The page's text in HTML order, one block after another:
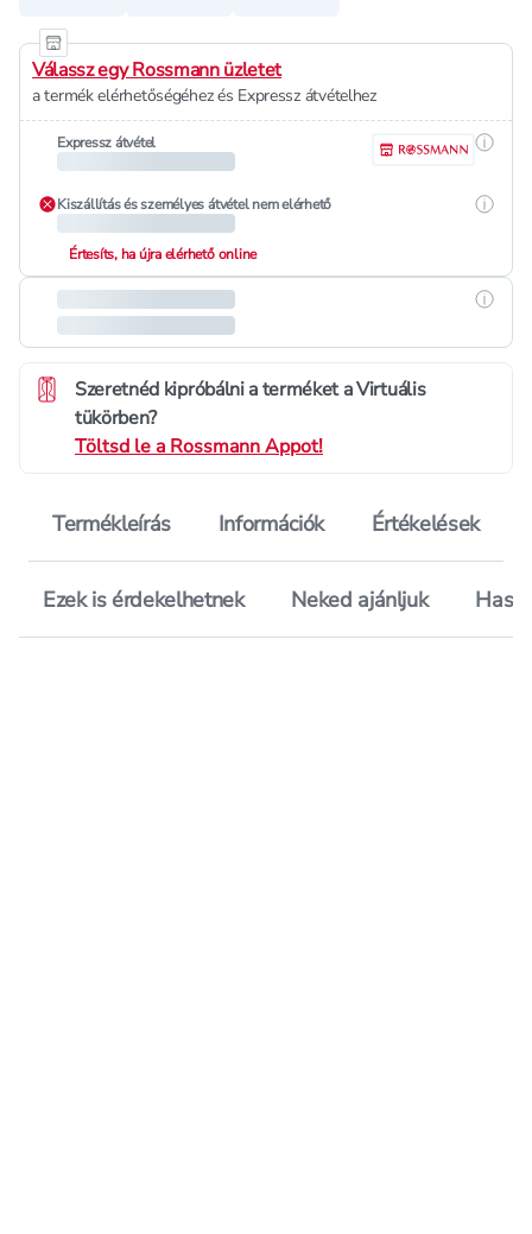
Válassz egy Rossmann üzletet
a termék elérhetőségéhez és Expressz átvételhez
Expressz átvétel
Kiszállítás és személyes átvétel nem elérhető
Értesíts, ha újra elérhető online
Szeretnéd kipróbálni a terméket a Virtuális
tükörben?
Töltsd le a Rossmann Appot!
Termékleírás Információk Értékelések
Ezek is érdekelhetnek Neked ajánljuk